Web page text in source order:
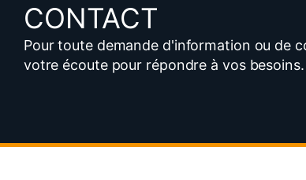
CONTACT
Pour toute demande d'information ou de
votre écoute pour répondre à vos besoins.